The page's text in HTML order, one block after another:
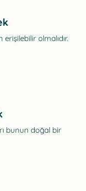
olmalıdır.
bunun doğal bir